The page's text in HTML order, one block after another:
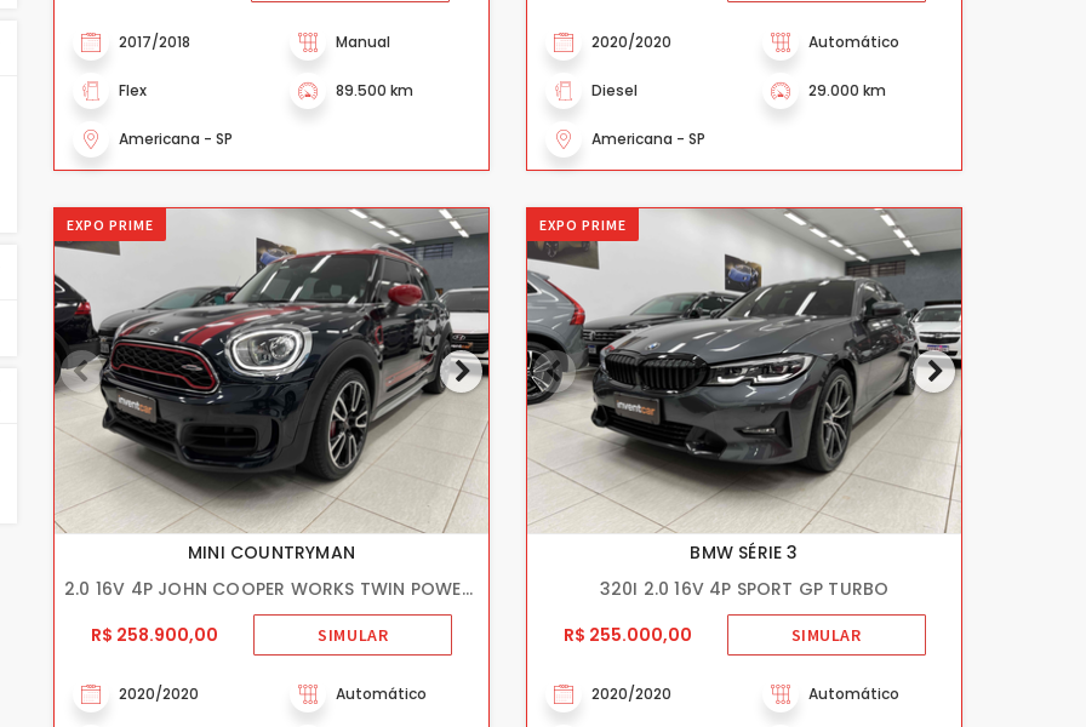
2017/2018 Manual
Flex 89.500 km
Americana - SP
2020/2020 Automático
Diesel 29.000 km
Americana - SP
EXPO PRIME
MINI COUNTRYMAN
2.0 16V 4P JOHN COOPER WORKS TWIN POWER TURBO ALL4
R$ 258.900,00
SIMULAR
2020/2020 Automático
EXPO PRIME
BMW SÉRIE 3
320I 2.0 16V 4P SPORT GP TURBO
R$ 255.000,00
SIMULAR
2020/2020 Automático